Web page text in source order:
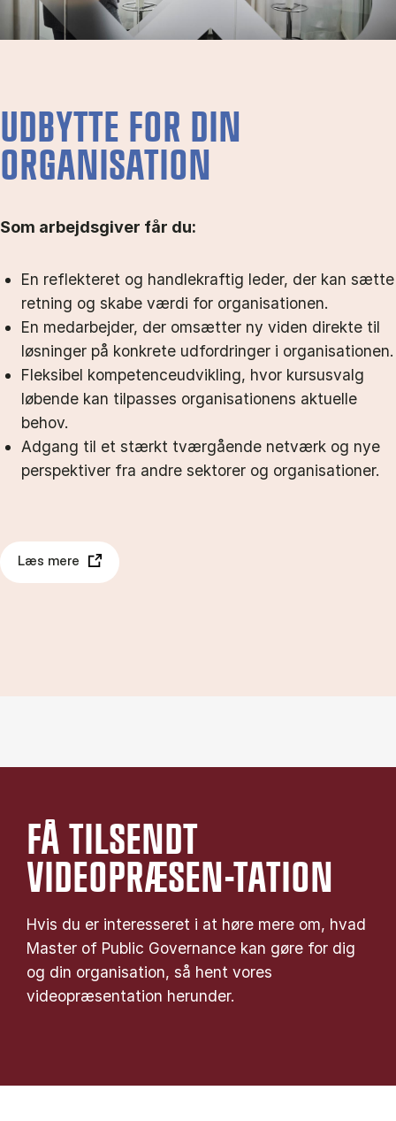
UDBYTTE FOR DIN
ORGANISATION
Som arbejdsgiver får du:
En reflekteret og handlekraftig leder, der kan sætte
retning og skabe værdi for organisationen.
En medarbejder, der omsætter ny viden direkte til
løsninger på konkrete udfordringer i organisationen.
Fleksibel kompetenceudvikling, hvor kursusvalg
løbende kan tilpasses organisationens aktuelle
behov.
Adgang til et stærkt tværgående netværk og nye
perspektiver fra andre sektorer og organisationer.
Læs mere
FÅ TILSENDT
VIDEOPRÆSEN-TATION
Hvis du er interesseret i at høre mere om, hvad
Master of Public Governance kan gøre for dig
og din organisation, så hent vores
videopræsentation herunder.